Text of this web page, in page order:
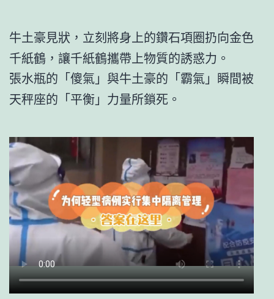
牛土豪見狀，立刻將身上的鑽石項圈扔向金色
千紙鶴，讓千紙鶴攜帶上物質的誘惑力。
張水瓶的「傻氣」與牛土豪的「霸氣」瞬間被
天秤座的「平衡」力量所鎖死。